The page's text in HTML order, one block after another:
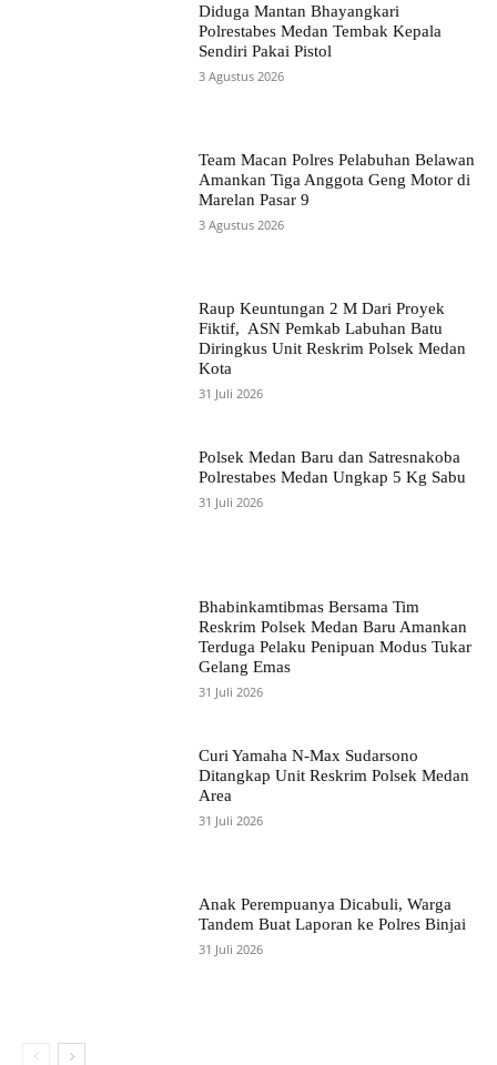
Diduga Mantan Bhayangkari
Polrestabes Medan Tembak Kepala
Sendiri Pakai Pistol
3 Agustus 2026
Team Macan Polres Pelabuhan Belawan
Amankan Tiga Anggota Geng Motor di
Marelan Pasar 9
3 Agustus 2026
Raup Keuntungan 2 M Dari Proyek
Fiktif, ASN Pemkab Labuhan Batu
Diringkus Unit Reskrim Polsek Medan
Kota
31 Juli 2026
Polsek Medan Baru dan Satresnakoba
Polrestabes Medan Ungkap 5 Kg Sabu
31 Juli 2026
Bhabinkamtibmas Bersama Tim
Reskrim Polsek Medan Baru Amankan
Terduga Pelaku Penipuan Modus Tukar
Gelang Emas
31 Juli 2026
Curi Yamaha N-Max Sudarsono
Ditangkap Unit Reskrim Polsek Medan
Area
31 Juli 2026
Anak Perempuanya Dicabuli, Warga
Tandem Buat Laporan ke Polres Binjai
31 Juli 2026